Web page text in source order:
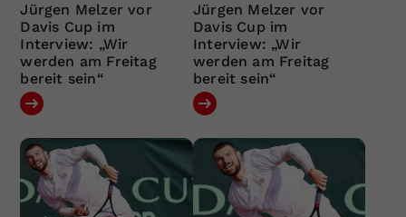
Jürgen Melzer vor
Davis Cup im
Interview: „Wir
werden am Freitag
bereit sein“
Jürgen Melzer vor
Davis Cup im
Interview: „Wir
werden am Freitag
bereit sein“